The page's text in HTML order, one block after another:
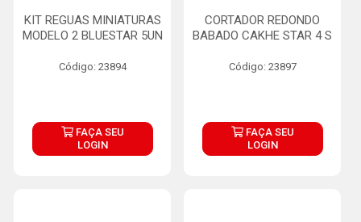
KIT REGUAS MINIATURAS
MODELO 2 BLUESTAR 5UN
Código: 23894
FAÇA SEU
LOGIN
CORTADOR REDONDO
BABADO CAKHE STAR 4 S
Código: 23897
FAÇA SEU
LOGIN